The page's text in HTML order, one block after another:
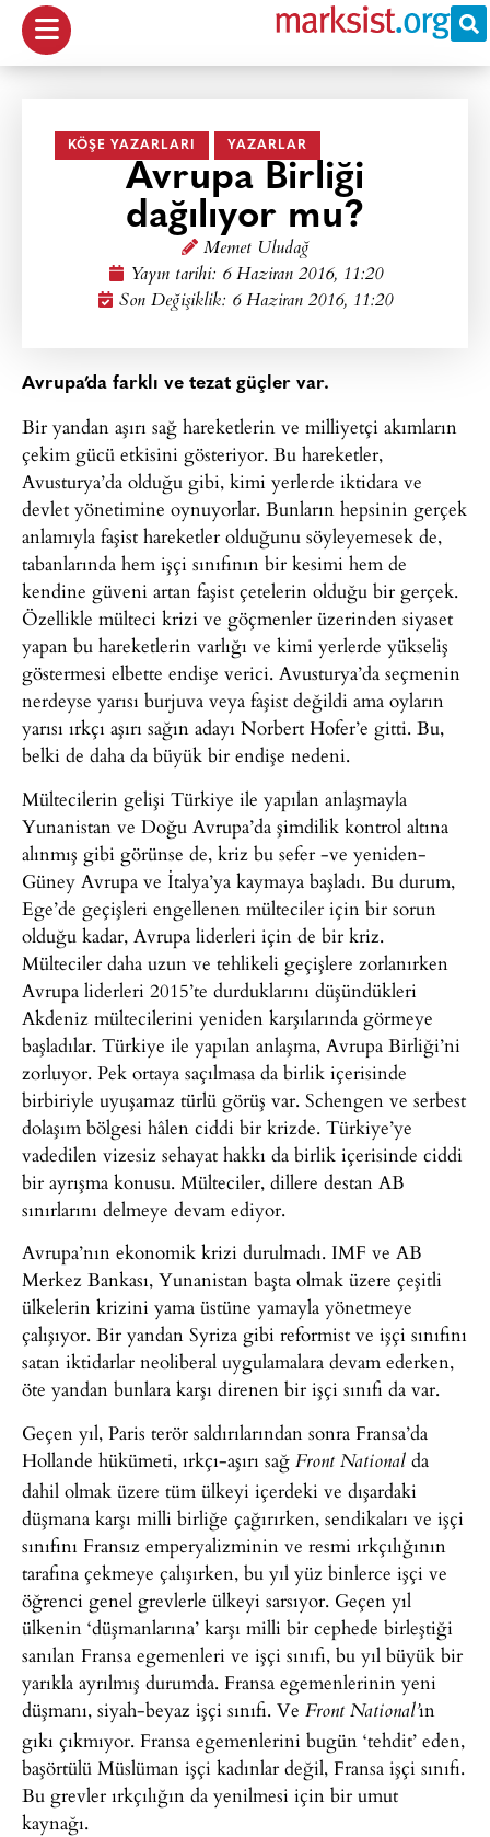
KÖŞE YAZARLARI YAZARLAR
Avrupa Birliği
dağılıyor mu?
Memet Uludağ
Yayın tarihi: 6 Haziran 2016, 11:20
Son Değişiklik: 6 Haziran 2016, 11:20
Avrupa’da farklı ve tezat güçler var.
Bir yandan aşırı sağ hareketlerin ve milliyetçi akımların
çekim gücü etkisini gösteriyor. Bu hareketler,
Avusturya’da olduğu gibi, kimi yerlerde iktidara ve
devlet yönetimine oynuyorlar. Bunların hepsinin gerçek
anlamıyla faşist hareketler olduğunu söyleyemesek de,
tabanlarında hem işçi sınıfının bir kesimi hem de
kendine güveni artan faşist çetelerin olduğu bir gerçek.
Özellikle mülteci krizi ve göçmenler üzerinden siyaset
yapan bu hareketlerin varlığı ve kimi yerlerde yükseliş
göstermesi elbette endişe verici. Avusturya’da seçmenin
nerdeyse yarısı burjuva veya faşist değildi ama oyların
yarısı ırkçı aşırı sağın adayı Norbert Hofer’e gitti. Bu,
belki de daha da büyük bir endişe nedeni.
Mültecilerin gelişi Türkiye ile yapılan anlaşmayla
Yunanistan ve Doğu Avrupa’da şimdilik kontrol altına
alınmış gibi görünse de, kriz bu sefer -ve yeniden-
Güney Avrupa ve İtalya’ya kaymaya başladı. Bu durum,
Ege’de geçişleri engellenen mülteciler için bir sorun
olduğu kadar, Avrupa liderleri için de bir kriz.
Mülteciler daha uzun ve tehlikeli geçişlere zorlanırken
Avrupa liderleri 2015’te durduklarını düşündükleri
Akdeniz mültecilerini yeniden karşılarında görmeye
başladılar. Türkiye ile yapılan anlaşma, Avrupa Birliği’ni
zorluyor. Pek ortaya saçılmasa da birlik içerisinde
birbiriyle uyuşamaz türlü görüş var. Schengen ve serbest
dolaşım bölgesi hâlen ciddi bir krizde. Türkiye’ye
vadedilen vizesiz sehayat hakkı da birlik içerisinde ciddi
bir ayrışma konusu. Mülteciler, dillere destan AB
sınırlarını delmeye devam ediyor.
Avrupa’nın ekonomik krizi durulmadı. IMF ve AB
Merkez Bankası, Yunanistan başta olmak üzere çeşitli
ülkelerin krizini yama üstüne yamayla yönetmeye
çalışıyor. Bir yandan Syriza gibi reformist ve işçi sınıfını
satan iktidarlar neoliberal uygulamalara devam ederken,
öte yandan bunlara karşı direnen bir işçi sınıfı da var.
Geçen yıl, Paris terör saldırılarından sonra Fransa’da
Hollande hükümeti, ırkçı-aşırı sağ Front National da
dahil olmak üzere tüm ülkeyi içerdeki ve dışardaki
düşmana karşı milli birliğe çağırırken, sendikaları ve işçi
sınıfını Fransız emperyalizminin ve resmi ırkçılığının
tarafına çekmeye çalışırken, bu yıl yüz binlerce işçi ve
öğrenci genel grevlerle ülkeyi sarsıyor. Geçen yıl
ülkenin ‘düşmanlarına’ karşı milli bir cephede birleştiği
sanılan Fransa egemenleri ve işçi sınıfı, bu yıl büyük bir
yarıkla ayrılmış durumda. Fransa egemenlerinin yeni
düşmanı, siyah-beyaz işçi sınıfı. Ve Front National’ın
gıkı çıkmıyor. Fransa egemenlerini bugün ‘tehdit’ eden,
başörtülü Müslüman işçi kadınlar değil, Fransa işçi sınıfı.
Bu grevler ırkçılığın da yenilmesi için bir umut
kaynağı.